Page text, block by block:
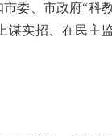
、市政府“科
谋实招、在民